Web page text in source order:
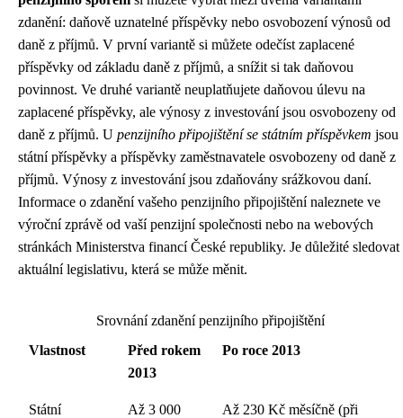
zdanění: daňově uznatelné příspěvky nebo osvobození výnosů od
daně z příjmů. V první variantě si můžete odečíst zaplacené
příspěvky od základu daně z příjmů, a snížit si tak daňovou
povinnost. Ve druhé variantě neuplatňujete daňovou úlevu na
zaplacené příspěvky, ale výnosy z investování jsou osvobozeny od
daně z příjmů. U penzijního připojištění se státním příspěvkem jsou
státní příspěvky a příspěvky zaměstnavatele osvobozeny od daně z
příjmů. Výnosy z investování jsou zdaňovány srážkovou daní.
Informace o zdanění vašeho penzijního připojištění naleznete ve
výroční zprávě od vaší penzijní společnosti nebo na webových
stránkách Ministerstva financí České republiky. Je důležité sledovat
aktuální legislativu, která se může měnit.
Srovnání zdanění penzijního připojištění
Vlastnost
Před rokem
2013
Po roce 2013
Státní
Až 3 000
Až 230 Kč měsíčně (při